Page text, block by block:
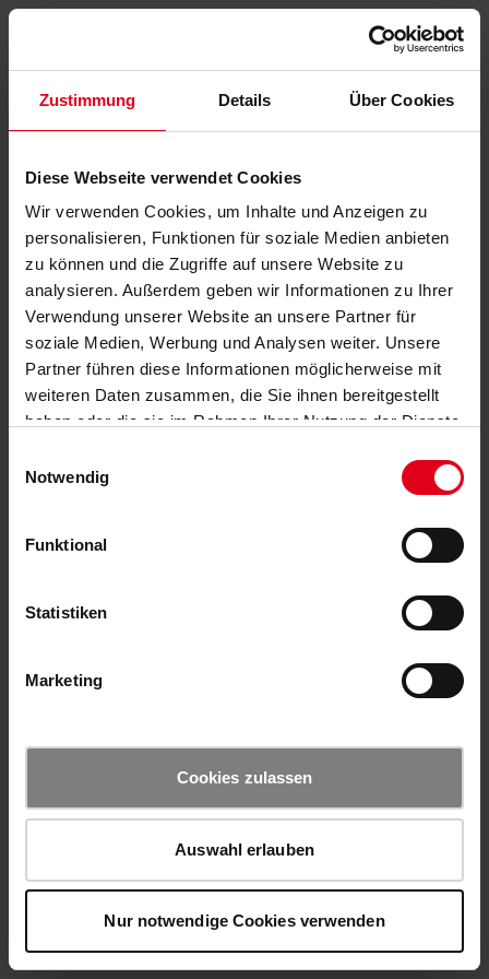
Zustimmung Details Über Cookies
Diese Webseite verwendet Cookies
Wir verwenden Cookies, um Inhalte und Anzeigen zu
personalisieren, Funktionen für soziale Medien anbieten
zu können und die Zugriffe auf unsere Website zu
analysieren. Außerdem geben wir Informationen zu Ihrer
Verwendung unserer Website an unsere Partner für
soziale Medien, Werbung und Analysen weiter. Unsere
Partner führen diese Informationen möglicherweise mit
weiteren Daten zusammen, die Sie ihnen bereitgestellt
haben oder die sie im Rahmen Ihrer Nutzung der Dienste
Notwendig
Funktional
Statistiken
Marketing
Cookies zulassen
Auswahl erlauben
Nur notwendige Cookies verwenden